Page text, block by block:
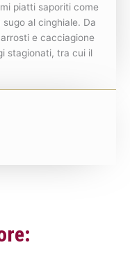
piatti saporiti come
sugo al cinghiale. Da
e cacciagione
stagionati, tra cui il